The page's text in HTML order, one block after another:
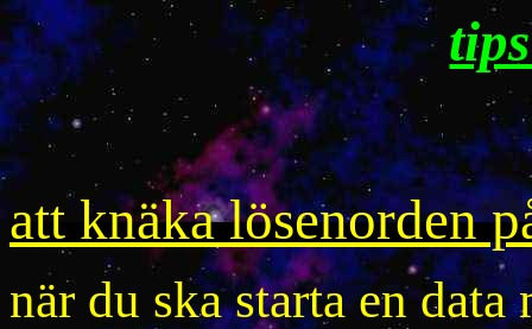
att knäka lösenorden
när du ska starta en